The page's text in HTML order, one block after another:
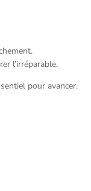
l’irréparable.
pour avancer.